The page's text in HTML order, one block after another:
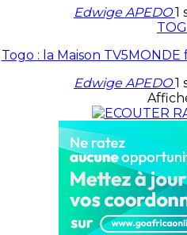
Edwige APEDO1
Togo : la Maison
Edwige APEDO1